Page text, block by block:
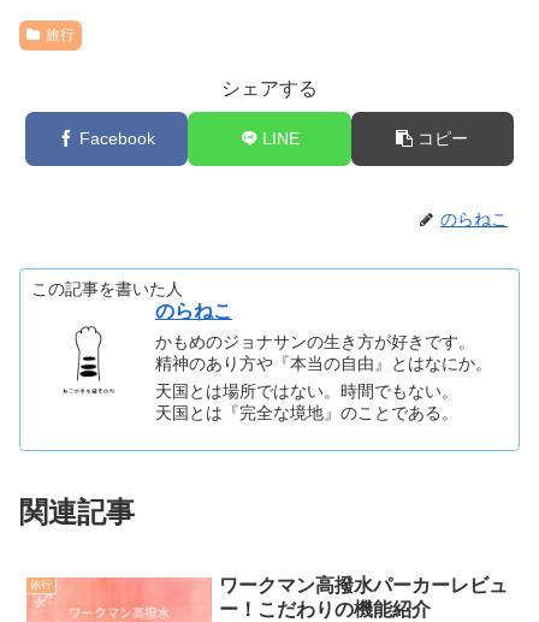
旅行
シェアする
Facebook LINE コピー
のらねこ
この記事を書いた人
のらねこ
かもめのジョナサンの生き方が好きです。
精神のあり方や『本当の自由』とはなにか。
天国とは場所ではない。時間でもない。
天国とは『完全な境地』のことである。
関連記事
旅行
ワークマン高撥水パーカーレビュ
ー！こだわりの機能紹介